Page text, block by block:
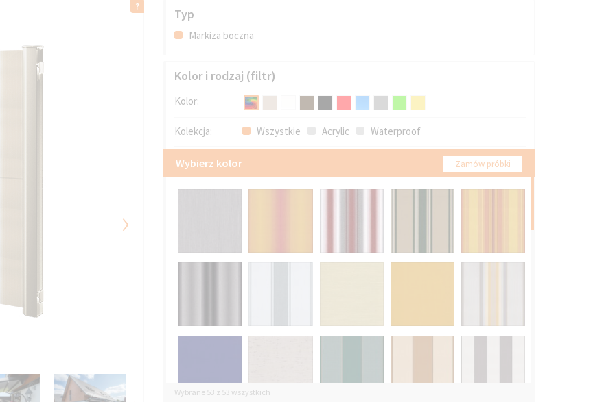
›
Typ
Markiza boczna
Kolor i rodzaj (filtr)
Kolor:
Kolekcja: Wszystkie Acrylic Waterproof
Wybierz kolor Zamów próbki
Wybrane 53 z 53 wszystkich